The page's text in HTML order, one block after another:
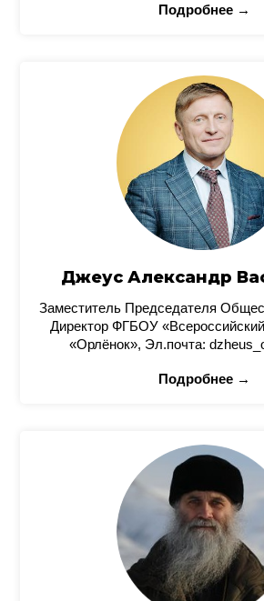
Подробнее →
Джеус Александр
Заместитель Председателя
Директор ФГБОУ
«Орлёнок», Эл.почта:
Подробнее →